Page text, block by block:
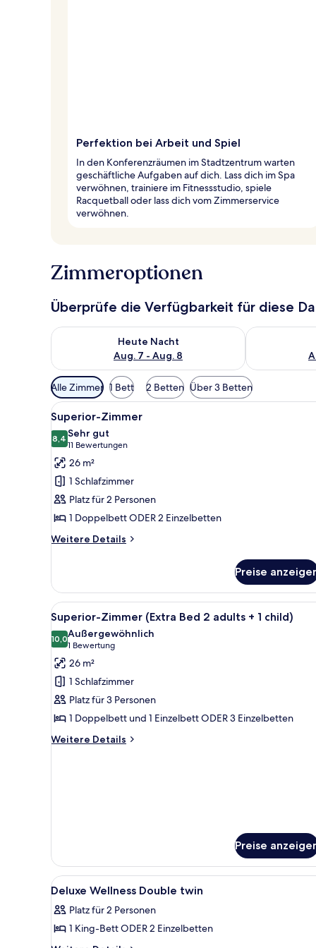
Perfektion bei Arbeit und Spiel
In den Konferenzräumen im Stadtzentrum warten
geschäftliche Aufgaben auf dich. Lass dich im Spa
verwöhnen, trainiere im Fitnessstudio, spiele
Racquetball oder lass dich vom Zimmerservice
verwöhnen.
Zimmeroptionen
Überprüfe die Verfügbarkeit für diese
Heute Nacht
Aug. 7 - Aug. 8
Überprüfe die Verfügbarkeit für heute Nacht, Aug.
Überprüfe
Verfügbare
Filter
für
Zimmer
Alle Zimmer 1 Bett 2 Betten Über 3 Betten
Alle
Fotos
für
Superior-
Zimmer
anzeigen
7
Superior-Zimmer
8,48,4 von 10
Sehr gut
11 Bewertungen
(11
Bewertungen)
26 m²
1 Schlafzimmer
Platz für 2 Personen
1 Doppelbett ODER 2 Einzelbetten
Weitere Details
Weitere
Zimmer
Preise
Alle
Fotos
für
Superior-
Zimmer
(Extra
Bed
2
adults
9
Superior-Zimmer (Extra Bed 2 adults + 1 child)
10,010,0 von 10
Außergewöhnlich
1 Bewertung
(1
Bewertung)
26 m²
1 Schlafzimmer
Platz für 3 Personen
1 Doppelbett und 1 Einzelbett ODER 3 Einzelbetten
Weitere Details
Weitere
1
child)
Preise
Alle
Fotos
für
Deluxe
12
Deluxe Wellness Double twin
Platz für 2 Personen
1 King-Bett ODER 2 Einzelbetten